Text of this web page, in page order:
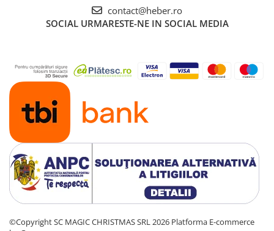
contact@heber.ro
SOCIAL URMARESTE-NE IN SOCIAL MEDIA
©Copyright SC MAGIC CHRISTMAS SRL 2026 Platforma E-commerce